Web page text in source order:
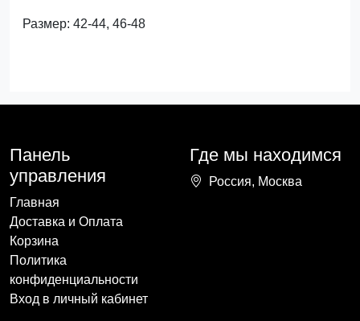
Размер: 42-44, 46-48
Панель
управления
Главная
Доставка и Оплата
Корзина
Политика
конфиденциальности
Вход в личный кабинет
Где мы находимся
Россия, Москва